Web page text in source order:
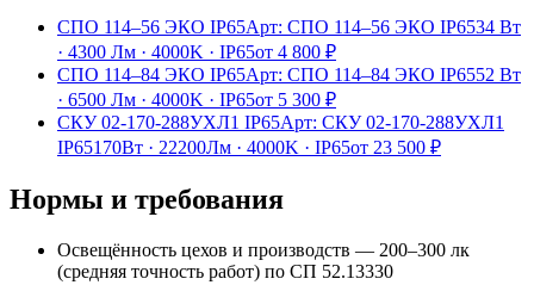
СПО 114–56 ЭКО IP65Арт: СПО 114–56 ЭКО IP6534 Вт
· 4300 Лм · 4000K · IP65от 4 800 ₽
СПО 114–84 ЭКО IP65Арт: СПО 114–84 ЭКО IP6552 Вт
· 6500 Лм · 4000K · IP65от 5 300 ₽
СКУ 02-170-288УХЛ1 IP65Арт: СКУ 02-170-288УХЛ1
IP65170Вт · 22200Лм · 4000K · IP65от 23 500 ₽
Нормы и требования
Освещённость цехов и производств — 200–300 лк
(средняя точность работ) по СП 52.13330